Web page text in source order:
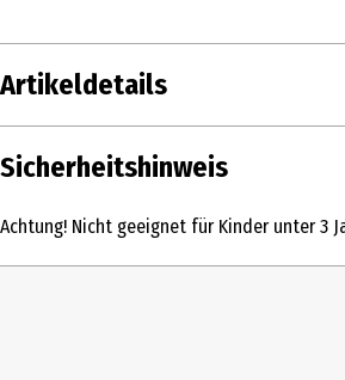
Artikeldetails
Inhalt
Sicherheitshinweis
Achtung! Nicht geeignet für Kinder unter 3